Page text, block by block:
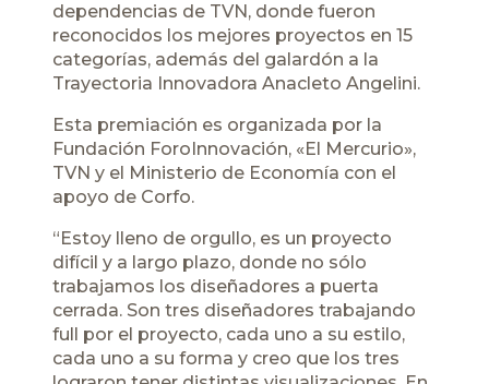
dependencias de TVN, donde fueron
reconocidos los mejores proyectos en 15
categorías, además del galardón a la
Trayectoria Innovadora Anacleto Angelini.
Esta premiación es organizada por la
Fundación ForoInnovación, «El Mercurio»,
TVN y el Ministerio de Economía con el
apoyo de Corfo.
“Estoy lleno de orgullo, es un proyecto
difícil y a largo plazo, donde no sólo
trabajamos los diseñadores a puerta
cerrada. Son tres diseñadores trabajando
full por el proyecto, cada uno a su estilo,
cada uno a su forma y creo que los tres